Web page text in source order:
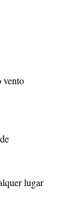
vento
lugar